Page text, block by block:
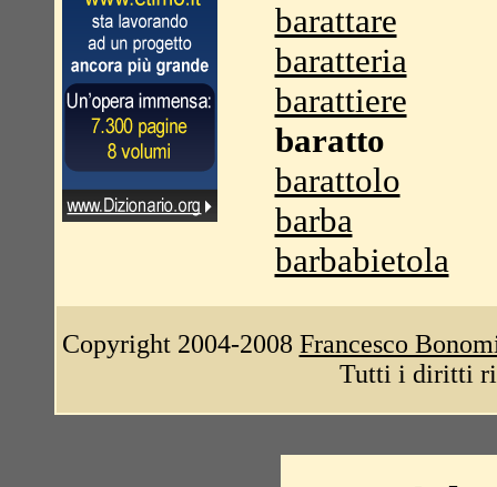
barattare
baratteria
barattiere
baratto
barattolo
barba
barbabietola
Copyright 2004-2008 Francesco
Tutti i diritti